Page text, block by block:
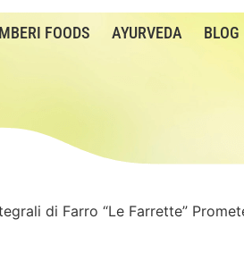
FOODS AYURVEDA BLOG
di Farro “Le Farrette”